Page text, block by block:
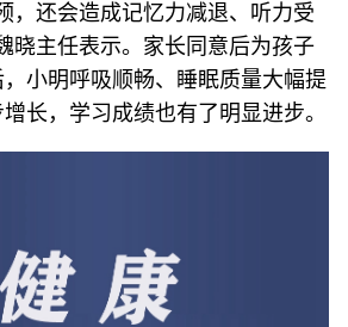
，还会造成记忆力减退、听力受
晓主任表示。家长同意后为孩子
小明呼吸顺畅、睡眠质量大幅提
长，学习成绩也有了明显进步。